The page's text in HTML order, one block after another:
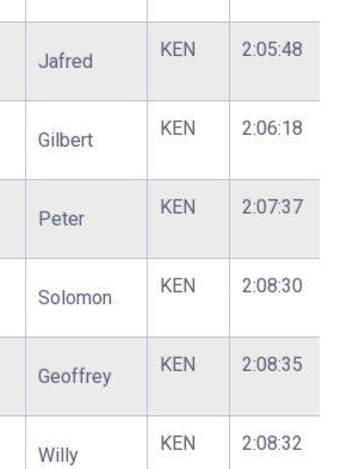
Jafred
KEN 2:05:48
Gilbert
KEN 2:06:18
Peter
KEN 2:07:37
Solomon
KEN 2:08:30
Geoffrey
KEN 2:08:35
Willy
KEN 2:08:32